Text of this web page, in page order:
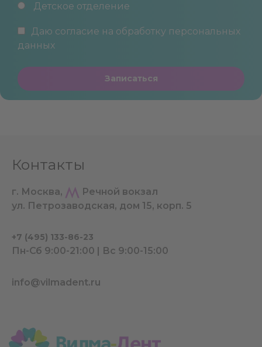
Детское отделение
Даю согласие на обработку персональных
данных
Записаться
Контакты
г. Москва,
Речной вокзал
ул. Петрозаводская, дом 15, корп. 5
+7 (495) 133-86-23
Пн-Сб 9:00-21:00 | Вс 9:00-15:00
info@vilmadent.ru